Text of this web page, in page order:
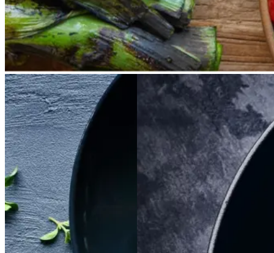
SatjaSatja de
pollopollo
BraiseretBraiseret
oksetværreboksetvæ
rreb